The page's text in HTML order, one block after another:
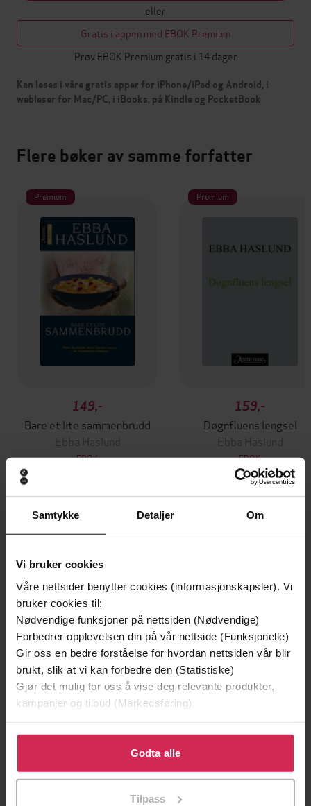
Samtykke Detaljer Om
Vi bruker cookies
Våre nettsider benytter cookies (informasjonskapsler). Vi
bruker cookies til:
Nødvendige funksjoner på nettsiden (Nødvendige)
Forbedrer opplevelsen din på vår nettside (Funksjonelle)
Gir oss en bedre forståelse for hvordan nettsiden vår blir
brukt, slik at vi kan forbedre den (Statistiske)
Gjør det mulig for oss å vise deg relevante produkter,
kampanjer og tilbud (Markedsføring)
Klikk på «Godta alle» for å gi oss ditt samtykke til å
bruke cookies for alle disse formålene. Du kan også
tilpasse ditt samtykke til spesifikke formål ved å klikke
Godta alle
Tilpass
eller
Gratis i appen med EBOK Premium
Prøv EBOK Premium gratis i 14 dager
Kan leses i våre gratis apper for iPhone/iPad og Android, i
webleser for Mac/PC, i iBooks, på Kindle og PocketBook
Flere bøker av samme forfatter
Premium
149,-
Bare et lite sammenbrudd
Ebba Haslund
EBOK
Premium
159,-
Døgnfluens lengsel
Ebba Haslund
EBOK
Andre har også kjøpt
Premium
149,-
179,-